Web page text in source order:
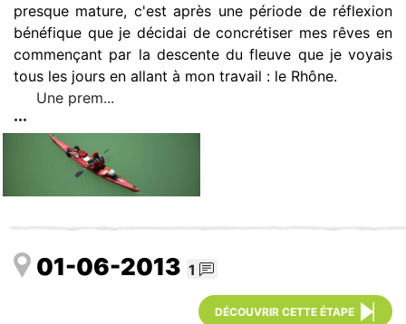
presque mature, c'est après une période de réflexion
bénéfique que je décidai de concrétiser mes rêves en
commençant par la descente du fleuve que je voyais
tous les jours en allant à mon travail : le Rhône.
Une prem...
01-06-2013 1
DÉCOUVRIR CETTE ÉTAPE